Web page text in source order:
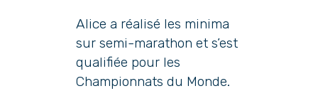
Alice a réalisé les minima
sur semi-marathon et s’est
qualifiée pour les
Championnats du Monde.